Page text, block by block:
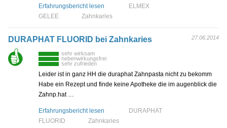
Erfahrungsbericht lesen
ELMEX
GELEE
Zahnkaries
DURAPHAT FLUORID bei Zahnkaries 27.06.2014
sehr wirksam
nebenwirkungsfrei
sehr zufrieden
Leider ist in ganz HH die duraphat Zahnpasta nicht zu bekomm
Habe ein Rezept und finde keine Apotheke die im augenblick die
Zahnp.hat …
Erfahrungsbericht lesen
DURAPHAT
FLUORID
Zahnkaries